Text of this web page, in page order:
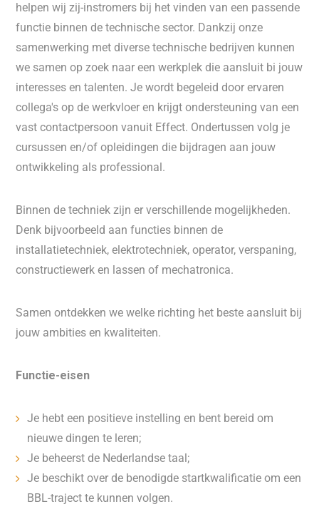
helpen wij zij-instromers bij het vinden van een passende
functie binnen de technische sector. Dankzij onze
samenwerking met diverse technische bedrijven kunnen
we samen op zoek naar een werkplek die aansluit bi jouw
interesses en talenten. Je wordt begeleid door ervaren
collega's op de werkvloer en krijgt ondersteuning van een
vast contactpersoon vanuit Effect. Ondertussen volg je
cursussen en/of opleidingen die bijdragen aan jouw
ontwikkeling als professional.
Binnen de techniek zijn er verschillende mogelijkheden.
Denk bijvoorbeeld aan functies binnen de
installatietechniek, elektrotechniek, operator, verspaning,
constructiewerk en lassen of mechatronica.
Samen ontdekken we welke richting het beste aansluit bij
jouw ambities en kwaliteiten.
Functie-eisen
Je hebt een positieve instelling en bent bereid om
nieuwe dingen te leren;
Je beheerst de Nederlandse taal;
Je beschikt over de benodigde startkwalificatie om een
BBL-traject te kunnen volgen.